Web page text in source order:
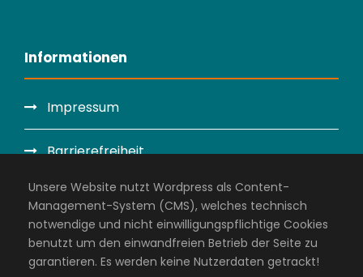
Informationen
Impressum
Barrierefreiheit
Datenschutzerklärung
Administration
Unsere Website nutzt Wordpress als Content-
Management-System (CMS), welches technisch
notwendige und nicht einwilligungspflichtige Cookies
benutzt um den einwandfreien Betrieb der Seite zu
garantieren. Es werden keine Nutzerdaten getrackt!